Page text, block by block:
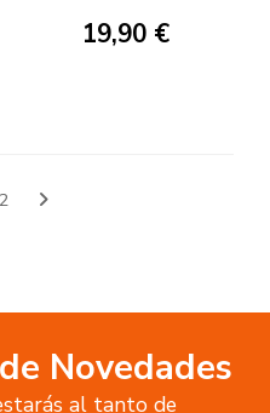
19,90 €
Novedades
al tanto de